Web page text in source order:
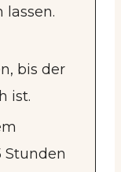
lassen.
bis der
ist.
Stunden